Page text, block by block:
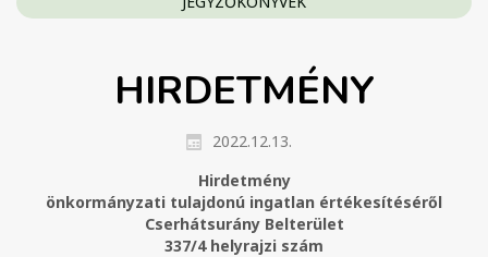
HIRDETMÉNY
2022.12.13.
Hirdetmény
önkormányzati tulajdonú ingatlan értékesítéséről
Cserhátsurány Belterület
337/4 helyrajzi szám